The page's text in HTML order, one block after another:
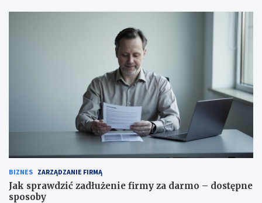
BIZNES ZARZĄDZANIE FIRMĄ
Jak sprawdzić zadłużenie firmy za darmo – dostępne
sposoby